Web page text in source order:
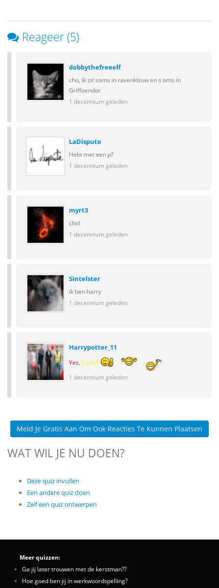
Reageer (5)
dobbythefreeelf
cho, ik zit soms in ravenklsuw en s oms in
Griffoendor
1 decennium geleden
LaDispute
Hebt met een p?
1 decennium geleden
myrt3
cho!
1 decennium geleden
Sintelster
ik ben harry
1 decennium geleden
Harrypotter_11
Yes Carlo!
1 decennium geleden
Meld Je Gratis Aan Om Ook Reacties Te Kunnen Plaatsen
WAT WIL JE NU DOEN?
Deze quiz invullen
Een andere quiz doen
Zelf een quiz ontwerpen
Meer quizzen:
Ga jij later trouwen met de kerstman??
Hoe goed ben jij in werkwoordspelling?